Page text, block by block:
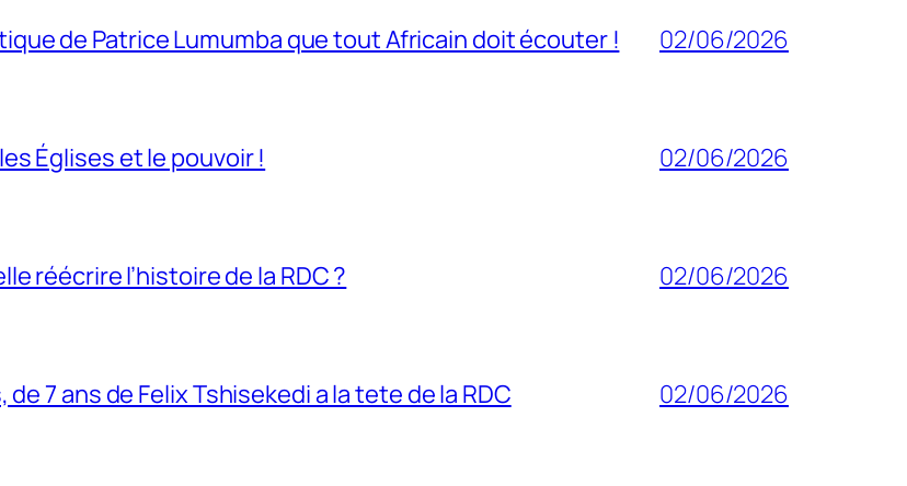
de Patrice Lumumba que tout Africain doit écouter ! 02/06/2026
Églises et le pouvoir ! 02/06/2026
réécrire l’histoire de la RDC ? 02/06/2026
7 ans de Felix Tshisekedi a la tete de la RDC 02/06/2026